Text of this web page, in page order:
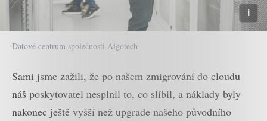
Datové centrum společnosti Algotech
Sami jsme zažili, že po našem zmigrování do cloudu
náš poskytovatel nesplnil to, co slíbil, a náklady byly
nakonec ještě vyšší než upgrade našeho původního